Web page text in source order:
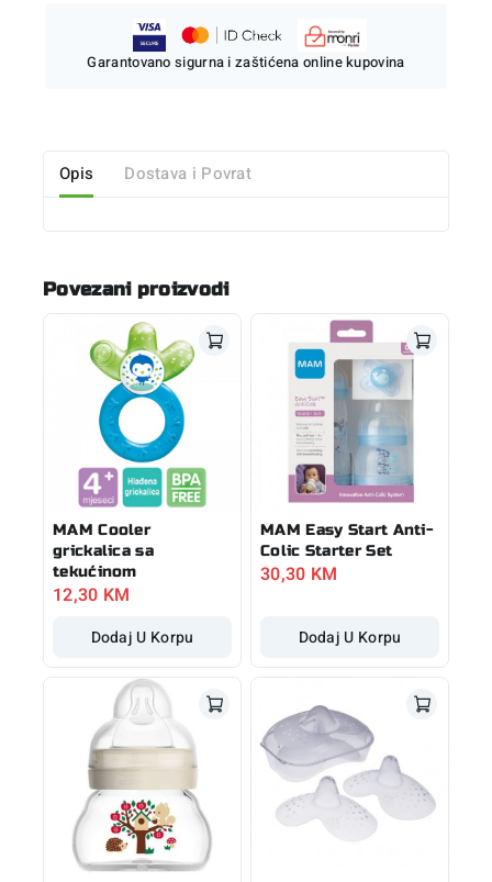
Garantovano sigurna i zaštićena online kupovina
Opis Dostava i Povrat
Povezani proizvodi
MAM Cooler
grickalica sa
tekućinom
12,30 KM
Dodaj U Korpu
MAM Easy Start Anti-
Colic Starter Set
30,30 KM
Dodaj U Korpu